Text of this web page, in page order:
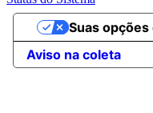
Aviso na coleta
Suas